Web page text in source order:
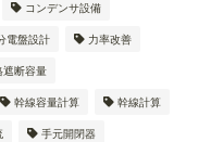
コンデンサ設備
電盤設計 力率改善
遮断容量
幹線容量計算 幹線計算
手元開閉器